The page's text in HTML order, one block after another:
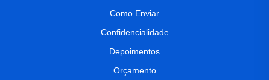
Como Enviar
Confidencialidade
Depoimentos
Orçamento